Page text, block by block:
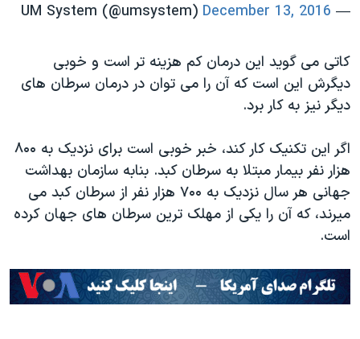
— UM System (@umsystem)
December 13, 2016
کاتی می گوید این درمان کم هزینه تر است و خوبی
دیگرش این است که آن را می توان در درمان سرطان های
دیگر نیز به کار برد.
اگر این تکنیک کار کند، خبر خوبی است برای نزدیک به ۸۰۰
هزار نفر بیمار مبتلا به سرطان کبد. بنابه سازمان بهداشت
جهانی هر سال نزدیک به ۷۰۰ هزار نفر از سرطان کبد می
میرند، که آن را یکی از مهلک ترین سرطان های جهان کرده
است.